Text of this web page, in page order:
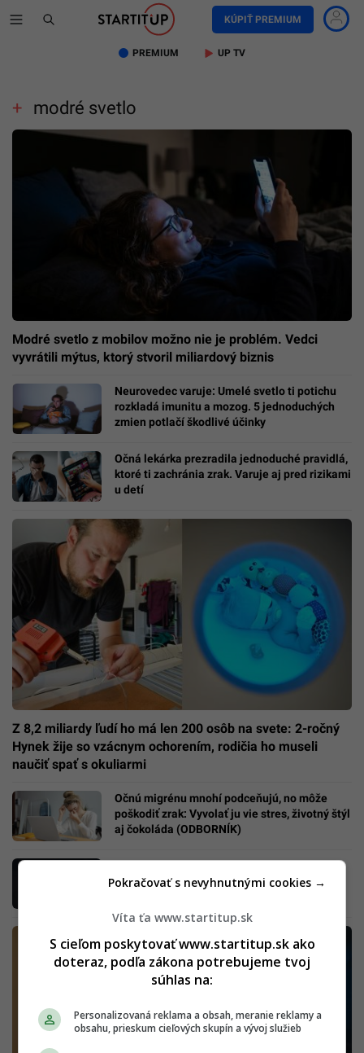
KÚPIŤ PREMIUM
PREMIUM UP TV
modré svetlo
Modré svetlo z mobilov možno nie je problém. Vedci
vyvrátili mýtus, ktorý stvoril miliardový biznis
Neurovedec varuje: Umelé svetlo ti potichu
rozkladá imunitu a mozog. 5 jednoduchých
zmien potlačí škodlivé účinky
Očná lekárka prezradila jednoduché pravidlá,
ktoré ti zachránia zrak. Varuje aj pred rizikami
u detí
Z 8,2 miliardy ľudí ho má len 200 osôb na svete: 2-ročný
Hynek žije so vzácnym ochorením, rodičia ho museli
naučiť spať s okuliarmi
Očnú migrénu mnohí podceňujú, no môže
poškodiť zrak: Vyvolať ju vie stres, životný štýl
aj čokoláda (ODBORNÍK)
spúšťa ľuďom vlny úzkosti
Víta ťa www.startitup.sk
S cieľom poskytovať www.startitup.sk ako
doteraz, podľa zákona potrebujeme tvoj
súhlas na:
Personalizovaná reklama a obsah, meranie reklamy a
obsahu, prieskum cieľových skupín a vývoj služieb
Pokračovať s nevyhnutnými cookies →